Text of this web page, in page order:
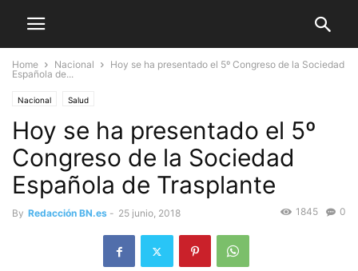
Home Nacional
Hoy se ha presentado el 5º Congreso de la Sociedad
Española de...
Nacional Salud
Hoy se ha presentado el 5º
Congreso de la Sociedad
Española de Trasplante
By Redacción BN.es - 25 junio, 2018 0
1845